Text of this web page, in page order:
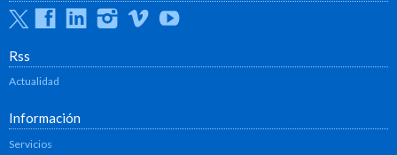
TwitterFacebookLinkedinInstagram
Vimeo
Rss
Actualidad
Información
Servicios